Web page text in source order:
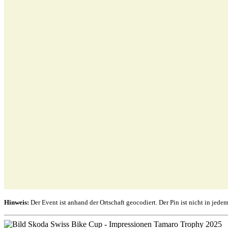
Hinweis: Der Event ist anhand der Ortschaft geocodiert. Der Pin ist nicht in